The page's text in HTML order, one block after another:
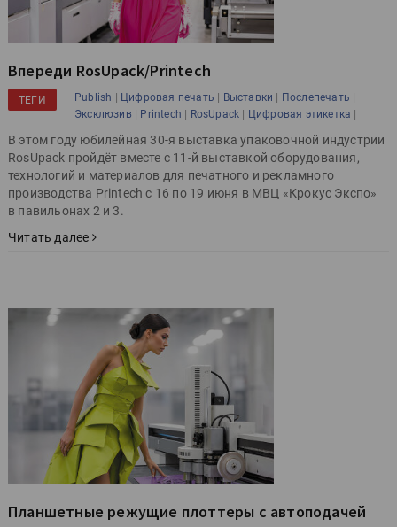
Впереди RosUpack/Printech
ТЕГИ Publish | Цифровая печать | Выставки | Послепечать |
Эксклюзив | Printech | RosUpack | Цифровая этикетка |
В этом году юбилейная 30-я выставка упаковочной индустрии
RosUpack пройдёт вместе с 11-й выставкой оборудования,
технологий и материалов для печатного и рекламного
производства Printech с 16 по 19 июня в МВЦ «Крокус Экспо»
в павильонах 2 и 3.
Читать далее
Планшетные режущие плоттеры с автоподачей